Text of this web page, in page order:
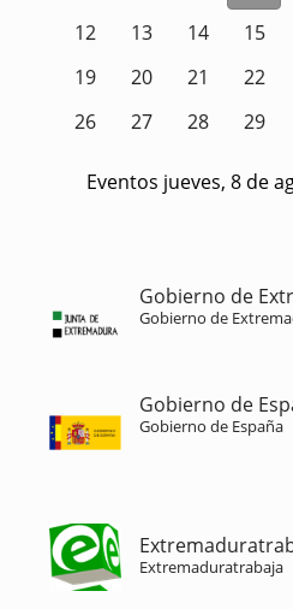
12
13 14 15
19
20 21 22
26
27 28 29
Eventos jueves, 8 de
Gobierno de
Gobierno de
Gobierno de
Gobierno de España
Extremaduratrabaja